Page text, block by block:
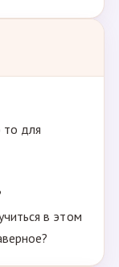
то для
в этом